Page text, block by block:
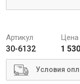
Артикул
30-6132
Цена
1
Условия